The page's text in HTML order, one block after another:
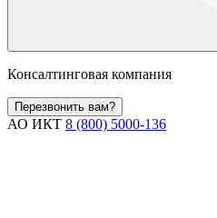
Консалтинговая компания
Перезвонить вам?
АО ИКТ 8 (800) 5000-136